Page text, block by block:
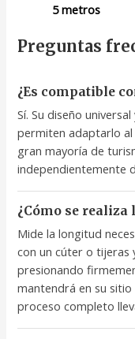
5 metros
Preguntas
¿Es compatible
Sí. Su diseño
permiten adaptarlo
gran mayoría de
independientemente
¿Cómo se
Mide la longitud
con un cúter o tijeras
presionando
mantendrá en su
proceso completo